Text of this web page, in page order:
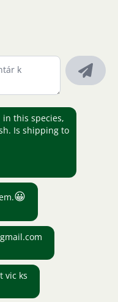
this species,
Is shipping to
😀
vic ks